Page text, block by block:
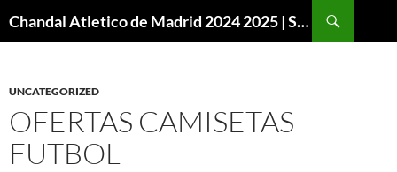
Chandal Atletico de Madrid 2024 2025 | SuperVigo
UNCATEGORIZED
OFERTAS CAMISETAS
FUTBOL